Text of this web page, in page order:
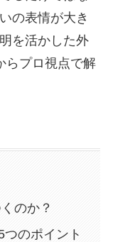
の表情が大き
を活かした外
らプロ視点で解
のか？
のポイント